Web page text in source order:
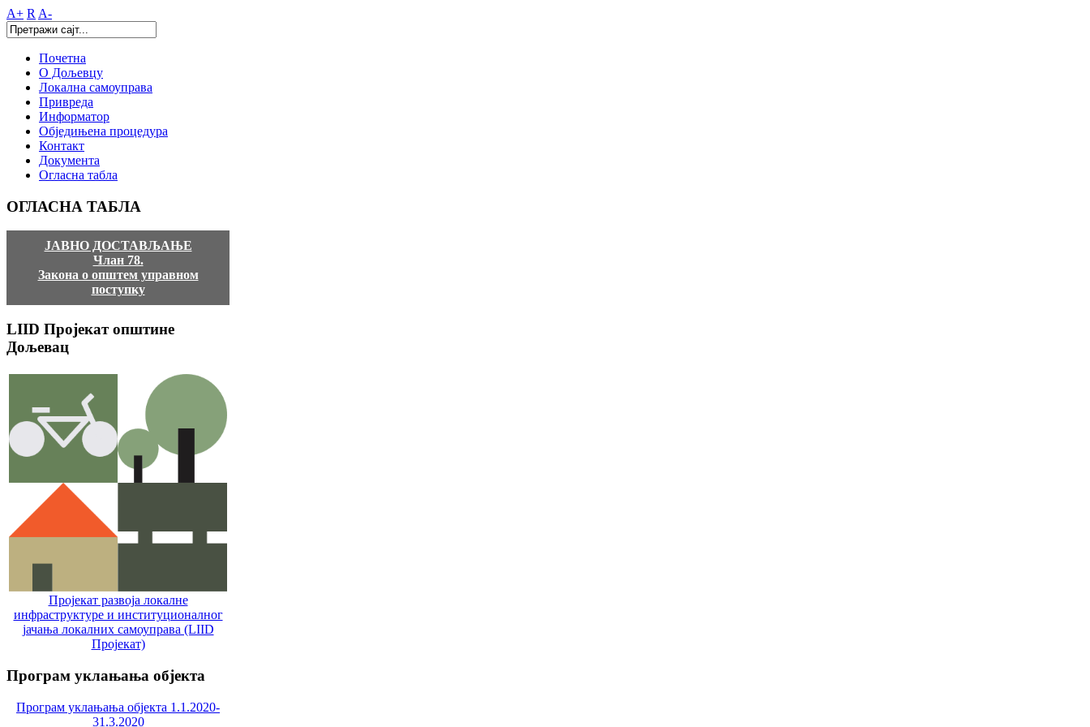
A+ R A-
Почетна
О Дољевцу
Локална самоуправа
Привреда
Информатор
Обједињена процедура
Контакт
Документа
Огласна табла
ОГЛАСНА ТАБЛА
ЈАВНО ДОСТАВЉАЊЕ
Члан 78.
Закона о општем управном
поступку
LIID Пројекат општине
Дољевац
Пројекат развоја локалне
инфраструктуре и институционалног
јачања локалних самоуправa (LIID
Пројекат)
Програм уклањања објекта
Програм уклањања објекта 1.1.2020-
31.3.2020